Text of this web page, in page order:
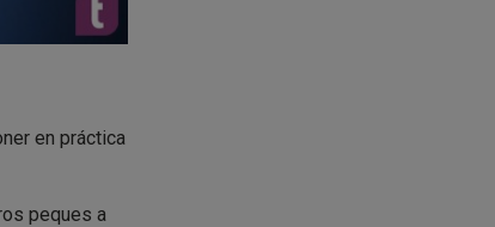
en práctica
peques a